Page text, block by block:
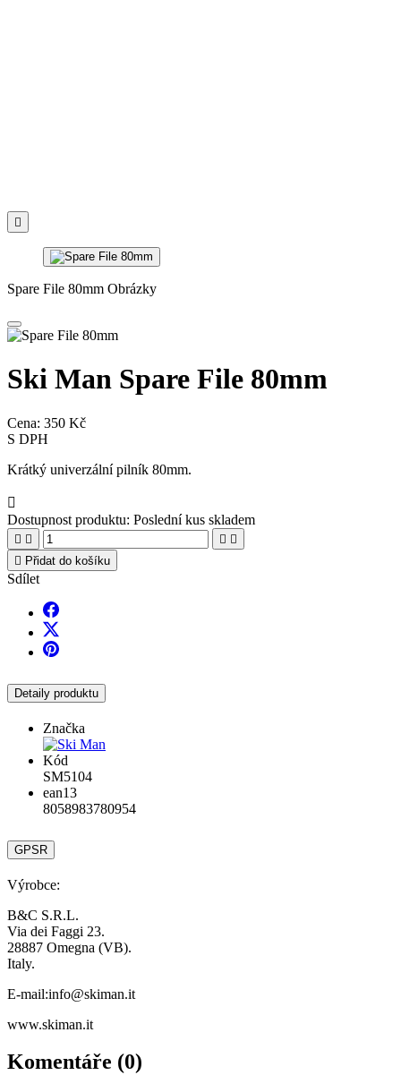

Spare File 80mm Obrázky
Ski Man Spare File 80mm
Cena: 350 Kč
S DPH
Krátký univerzální pilník 80mm.

Dostupnost produktu: Poslední kus skladem
   
 Přidat do košíku
Sdílet
Detaily produktu
Značka
Kód
SM5104
ean13
8058983780954
GPSR
Výrobce:
B&C S.R.L.
Via dei Faggi 23.
28887 Omegna (VB).
Italy.
E-mail:info@skiman.it
www.skiman.it
Komentáře (0)